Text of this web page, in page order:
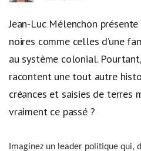
Jean-Luc Mélenchon
noires comme celles d’une
au système colonial.
racontent une tout autre
créances et saisies de terres
vraiment ce passé ?
Imaginez un leader politique qui,